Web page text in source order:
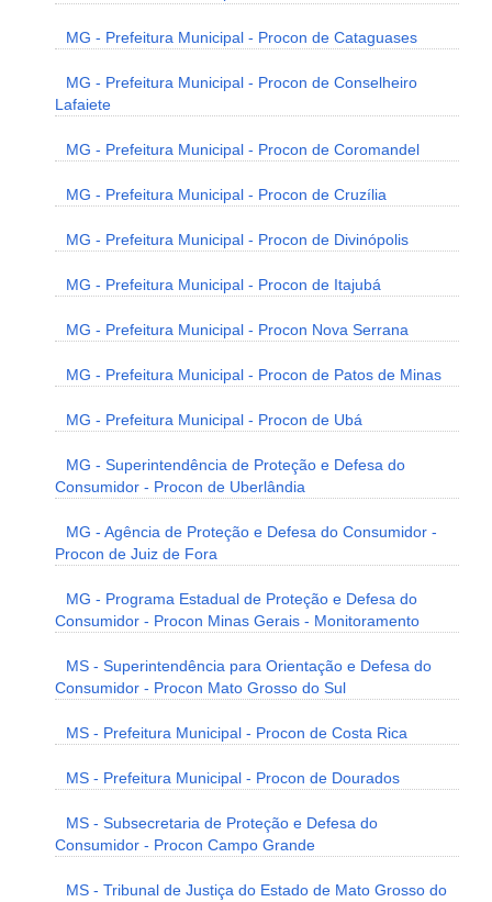
MG - Prefeitura Municipal - Procon de Cataguases
MG - Prefeitura Municipal - Procon de Conselheiro
Lafaiete
MG - Prefeitura Municipal - Procon de Coromandel
MG - Prefeitura Municipal - Procon de Cruzília
MG - Prefeitura Municipal - Procon de Divinópolis
MG - Prefeitura Municipal - Procon de Itajubá
MG - Prefeitura Municipal - Procon Nova Serrana
MG - Prefeitura Municipal - Procon de Patos de Minas
MG - Prefeitura Municipal - Procon de Ubá
MG - Superintendência de Proteção e Defesa do
Consumidor - Procon de Uberlândia
MG - Agência de Proteção e Defesa do Consumidor -
Procon de Juiz de Fora
MG - Programa Estadual de Proteção e Defesa do
Consumidor - Procon Minas Gerais - Monitoramento
MS - Superintendência para Orientação e Defesa do
Consumidor - Procon Mato Grosso do Sul
MS - Prefeitura Municipal - Procon de Costa Rica
MS - Prefeitura Municipal - Procon de Dourados
MS - Subsecretaria de Proteção e Defesa do
Consumidor - Procon Campo Grande
MS - Tribunal de Justiça do Estado de Mato Grosso do